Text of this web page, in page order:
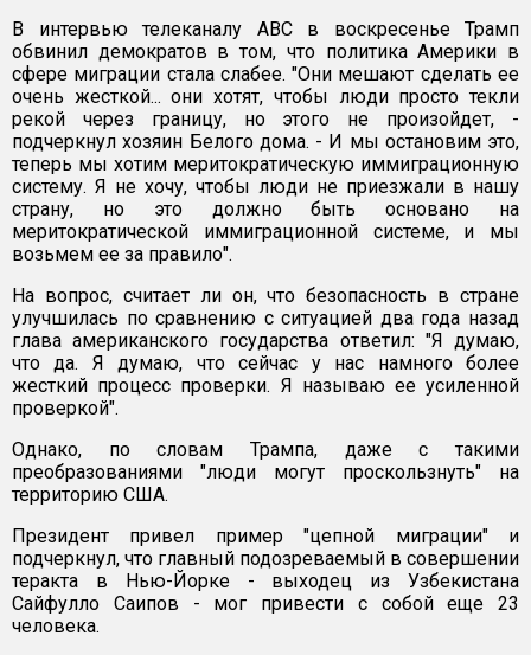
В интервью телеканалу ABC в воскресенье Трамп
обвинил демократов в том, что политика Америки в
сфере миграции стала слабее. "Они мешают сделать ее
очень жесткой... они хотят, чтобы люди просто текли
рекой через границу, но этого не произойдет, -
подчеркнул хозяин Белого дома. - И мы остановим это,
теперь мы хотим меритократическую иммиграционную
систему. Я не хочу, чтобы люди не приезжали в нашу
страну, но это должно быть основано на
меритократической иммиграционной системе, и мы
возьмем ее за правило".
На вопрос, считает ли он, что безопасность в стране
улучшилась по сравнению с ситуацией два года назад
глава американского государства ответил: "Я думаю,
что да. Я думаю, что сейчас у нас намного более
жесткий процесс проверки. Я называю ее усиленной
проверкой".
Однако, по словам Трампа, даже с такими
преобразованиями "люди могут проскользнуть" на
территорию США.
Президент привел пример "цепной миграции" и
подчеркнул, что главный подозреваемый в совершении
теракта в Нью-Йорке - выходец из Узбекистана
Сайфулло Саипов - мог привести с собой еще 23
человека.